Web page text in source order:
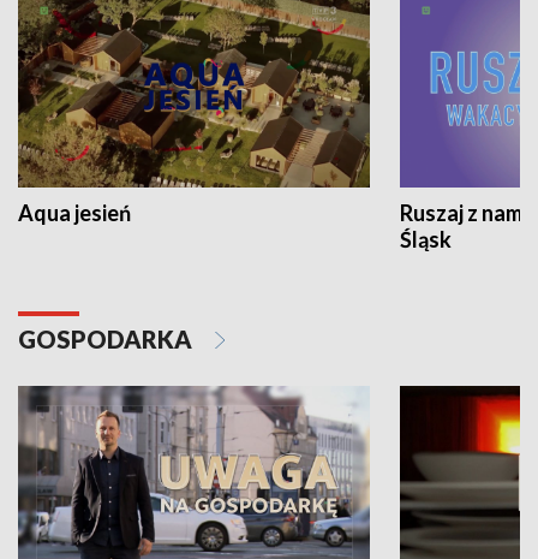
Aqua jesień
Ruszaj z
Śląsk
GOSPODARKA